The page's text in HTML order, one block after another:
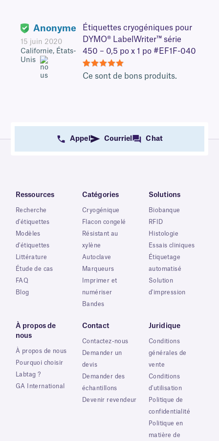
Anonyme
15 juin 2020
Californie, États-
Unis
Étiquettes cryogéniques pour
DYMO® LabelWriter™ série
450 – 0,5 po x 1 po #EF1F-040
5
Ce sont de bons produits.
Appel Courriel Chat
Ressources
Recherche
d'étiquettes
Modèles
d'étiquettes
Littérature
Étude de cas
FAQ
Blog
Catégories
Cryogénique
Flacon congelé
Résistant au
xylène
Autoclave
Marqueurs
Imprimer et
numériser
Bandes
Solutions
Biobanque
RFID
Histologie
Essais cliniques
Étiquetage
automatisé
Solution
d'impression
À propos de
nous
À propos de nous
Pourquoi choisir
Labtag ?
GA International
Contact
Contactez-nous
Demander un
devis
Demander des
échantillons
Devenir revendeur
Juridique
Conditions
générales de
vente
Conditions
d'utilisation
Politique de
confidentialité
Politique en
matière de